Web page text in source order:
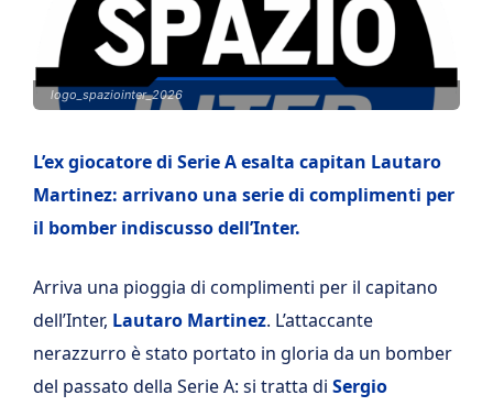
logo_spaziointer_2026
L’ex giocatore di Serie A esalta capitan Lautaro
Martinez: arrivano una serie di complimenti per
il bomber indiscusso dell’Inter.
Arriva una pioggia di complimenti per il capitano
dell’Inter, Lautaro Martinez. L’attaccante
nerazzurro è stato portato in gloria da un bomber
del passato della Serie A: si tratta di Sergio